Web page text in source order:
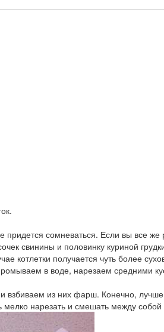
придется сомневаться. Если вы все
свинины и половинку куриной
котлетки получается чуть более
в воде, нарезаем средними
взбиваем из них фарш. Конечно,
мелко нарезать и смешать между